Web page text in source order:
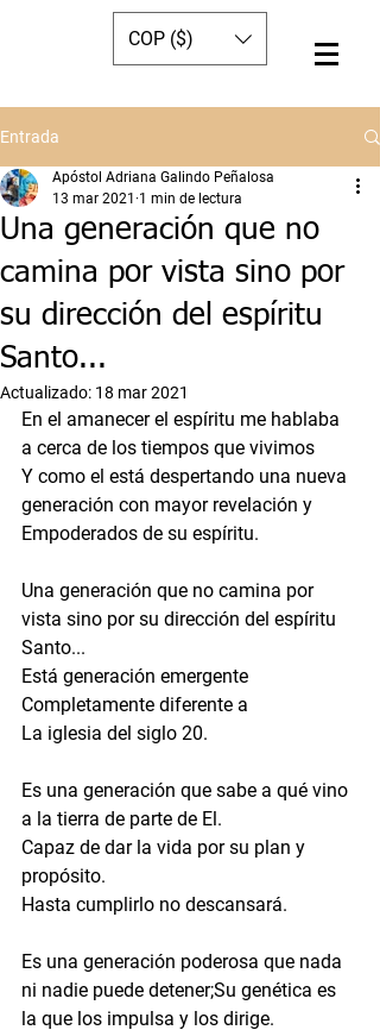
COP ($)
Entrada
Una generación que no
camina por vista sino por
su dirección del espíritu
Santo...
Apóstol Adriana Galindo Peñalosa
13 mar 2021 1 min de lectura
Actualizado: 18 mar 2021
En el amanecer el espíritu me hablaba
a cerca de los tiempos que vivimos
Y como el está despertando una nueva
generación con mayor revelación y
Empoderados de su espíritu.
Una generación que no camina por
vista sino por su dirección del espíritu
Santo...
Está generación emergente
Completamente diferente a
La iglesia del siglo 20.
Es una generación que sabe a qué vino
a la tierra de parte de El.
Capaz de dar la vida por su plan y
propósito.
Hasta cumplirlo no descansará.
Es una generación poderosa que nada
ni nadie puede detener;Su genética es
la que los impulsa y los dirige.